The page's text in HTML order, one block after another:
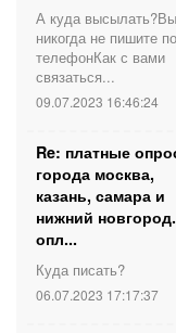
А куда высылать?Вы
никогда не пишите
телефонКак с вами
связаться...
09.07.2023 16:46:24
Re: платные
города москва,
казань, самара и
нижний новгород.
опл...
Куда писать?
06.07.2023 17:17:37